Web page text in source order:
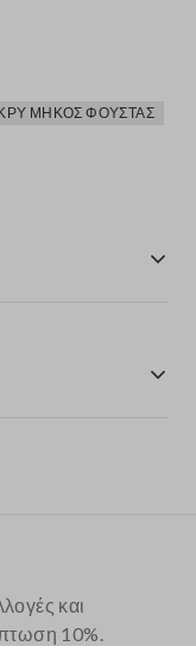
ΜΉΚΟΣ ΦΟΎΣΤΑΣ
και
10%.